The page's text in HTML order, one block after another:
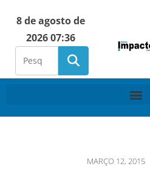
8 de agosto de
2026 07:36
MARÇO 12, 2015